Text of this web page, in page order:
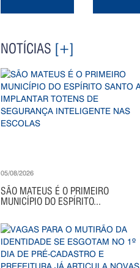
NOTÍCIAS [+]
05/08/2026
SÃO MATEUS É O PRIMEIRO
MUNICÍPIO DO ESPÍRITO...